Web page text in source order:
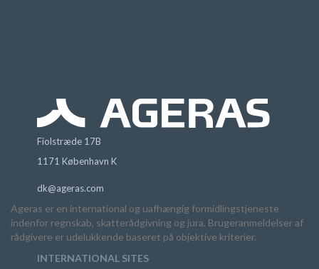
Fiolstræde 17B
1171 København K
dk@ageras.com
Ageras er en international og uafhængig formidlingstjeneste
indenfor regnskab, skatterådgivning og jura. Brugeranmeldelser af
rådgivere er udelukkende baseret på objektive kriterier.
INTERNATIONAL SITES